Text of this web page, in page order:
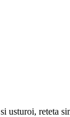
usturoi, reteta